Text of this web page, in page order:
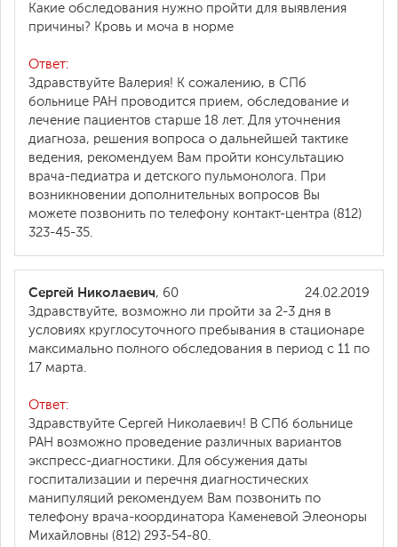
Какие обследования нужно пройти для выявления
причины? Кровь и моча в норме
Ответ:
Здравствуйте Валерия! К сожалению, в СПб
больнице РАН проводится прием, обследование и
лечение пациентов старше 18 лет. Для уточнения
диагноза, решения вопроса о дальнейшей тактике
ведения, рекомендуем Вам пройти консультацию
врача-педиатра и детского пульмонолога. При
возникновении дополнительных вопросов Вы
можете позвонить по телефону контакт-центра (812)
323-45-35.
24.02.2019
Сергей Николаевич, 60
Здравствуйте, возможно ли пройти за 2-3 дня в
условиях круглосуточного пребывания в стационаре
максимально полного обследования в период с 11 по
17 марта.
Ответ:
Здравствуйте Сергей Николаевич! В СПб больнице
РАН возможно проведение различных вариантов
экспресс-диагностики. Для обсужения даты
госпитализации и перечня диагностических
манипуляций рекомендуем Вам позвонить по
телефону врача-координатора Каменевой Элеоноры
Михайловны (812) 293-54-80.